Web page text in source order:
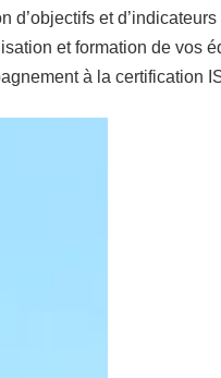
d’objectifs et
et formation de vos
à la certification